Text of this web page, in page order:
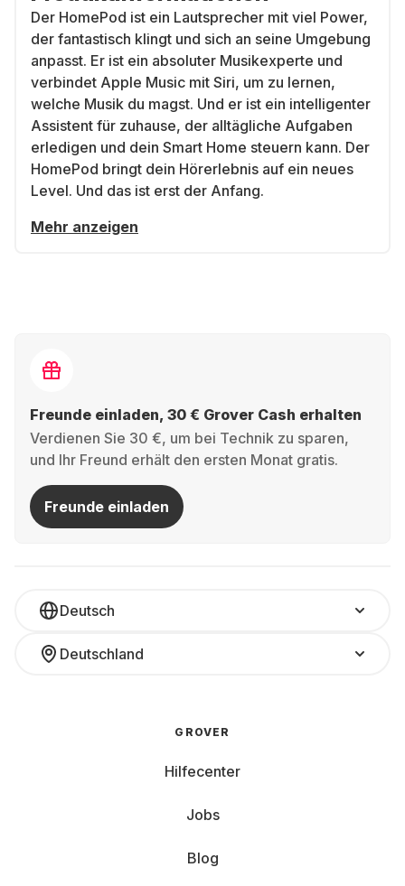
Der HomePod ist ein Lautsprecher mit viel Power,
der fantastisch klingt und sich an seine Umgebung
anpasst. Er ist ein absoluter Musikexperte und
verbindet Apple Music mit Siri, um zu lernen,
welche Musik du magst. Und er ist ein intelligenter
Assistent für zuhause, der alltägliche Aufgaben
erledigen und dein Smart Home steuern kann. Der
HomePod bringt dein Hörerlebnis auf ein neues
Level. Und das ist erst der Anfang.
Mehr anzeigen
Freunde einladen, 30 € Grover Cash erhalten
Verdienen Sie 30 €, um bei Technik zu sparen,
und Ihr Freund erhält den ersten Monat gratis.
Freunde einladen
Deutsch
Deutschland
GROVER
Hilfecenter
Jobs
Blog